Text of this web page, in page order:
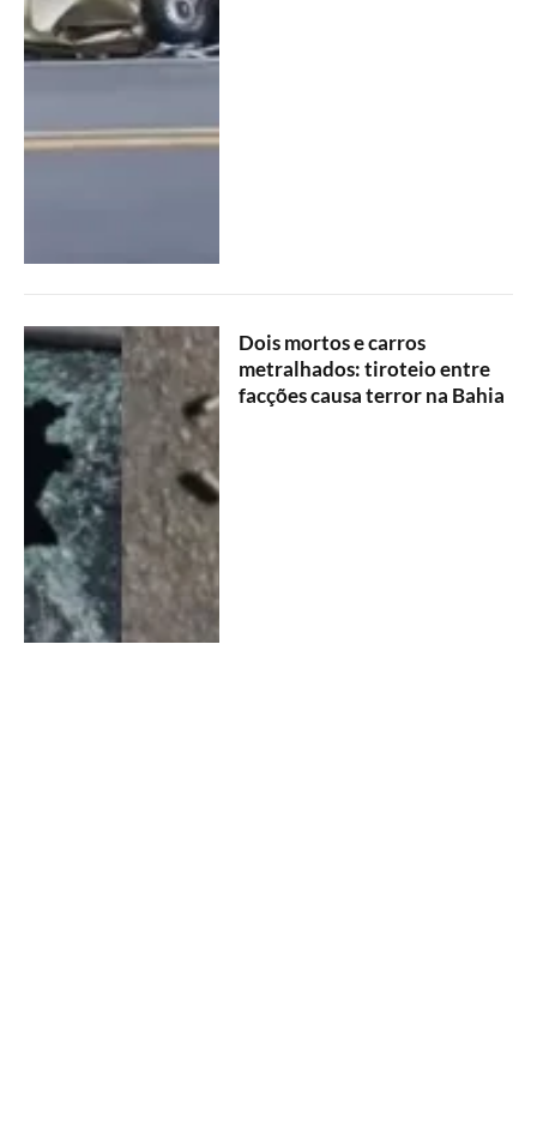
Dois mortos e carros
metralhados: tiroteio entre
facções causa terror na Bahia